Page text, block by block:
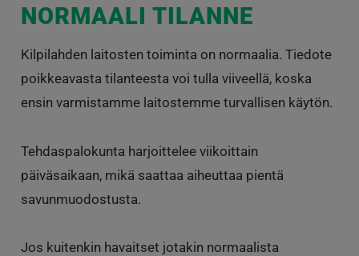
NORMAALI TILANNE
Kilpilahden laitosten toiminta on normaalia. Tiedote
poikkeavasta tilanteesta voi tulla viiveellä, koska
ensin varmistamme laitostemme turvallisen käytön.
Tehdaspalokunta harjoittelee viikoittain
päiväsaikaan, mikä saattaa aiheuttaa pientä
savunmuodostusta.
Jos kuitenkin havaitset jotakin normaalista